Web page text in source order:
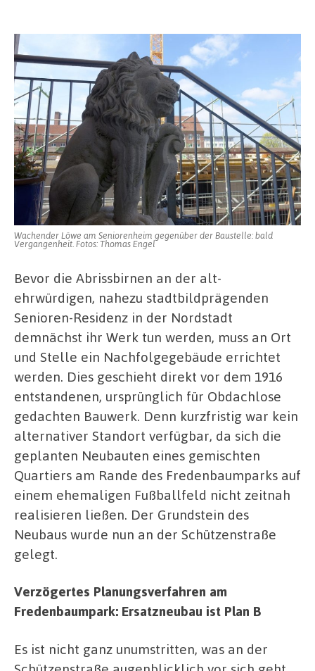
Wachender Löwe am Seniorenheim gegenüber der Baustelle: bald
Vergangenheit. Fotos: Thomas Engel
Bevor die Abrissbirnen an der alt-
ehrwürdigen, nahezu stadtbildprägenden
Senioren-Residenz in der Nordstadt
demnächst ihr Werk tun werden, muss an Ort
und Stelle ein Nachfolgegebäude errichtet
werden. Dies geschieht direkt vor dem 1916
entstandenen, ursprünglich für Obdachlose
gedachten Bauwerk. Denn kurzfristig war kein
alternativer Standort verfügbar, da sich die
geplanten Neubauten eines gemischten
Quartiers am Rande des Fredenbaumparks auf
einem ehemaligen Fußballfeld nicht zeitnah
realisieren ließen. Der Grundstein des
Neubaus wurde nun an der Schützenstraße
gelegt.
Verzögertes Planungsverfahren am
Fredenbaumpark: Ersatzneubau ist Plan B
Es ist nicht ganz unumstritten, was an der